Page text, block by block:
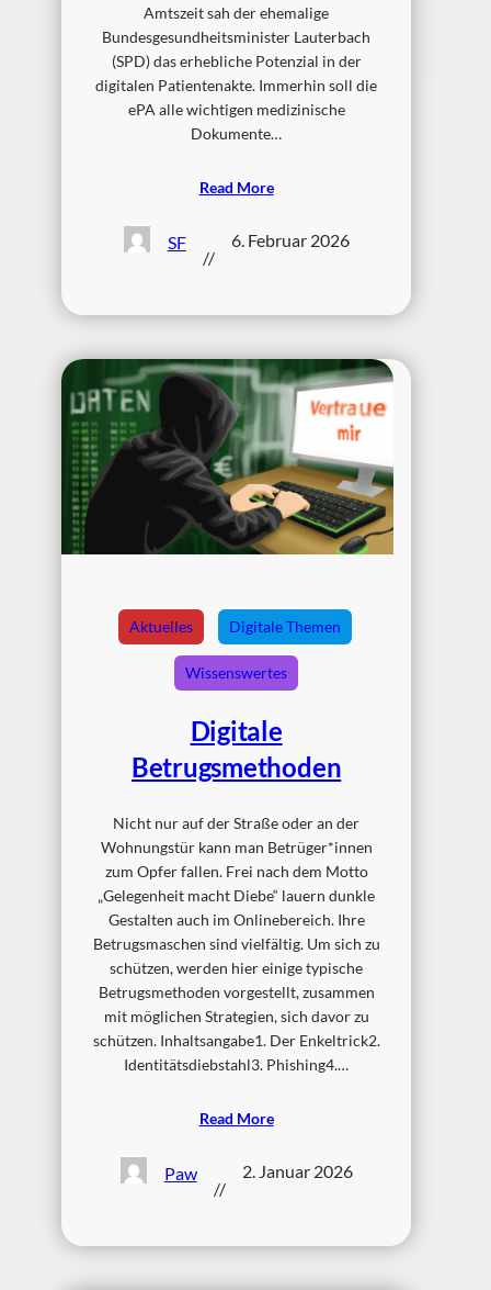
Amtszeit sah der ehemalige
Bundesgesundheitsminister Lauterbach
(SPD) das erhebliche Potenzial in der
digitalen Patientenakte. Immerhin soll die
ePA alle wichtigen medizinische
Dokumente…
Read More
SF
//
6. Februar 2026
Aktuelles Digitale Themen
Wissenswertes
Digitale
Betrugsmethoden
Nicht nur auf der Straße oder an der
Wohnungstür kann man Betrüger*innen
zum Opfer fallen. Frei nach dem Motto
„Gelegenheit macht Diebe“ lauern dunkle
Gestalten auch im Onlinebereich. Ihre
Betrugsmaschen sind vielfältig. Um sich zu
schützen, werden hier einige typische
Betrugsmethoden vorgestellt, zusammen
mit möglichen Strategien, sich davor zu
schützen. Inhaltsangabe1. Der Enkeltrick2.
Identitätsdiebstahl3. Phishing4.…
Read More
Paw
//
2. Januar 2026